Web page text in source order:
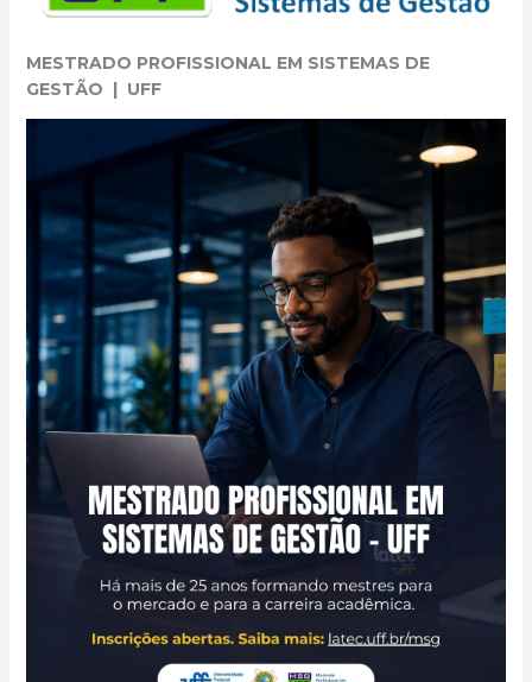
MESTRADO PROFISSIONAL EM SISTEMAS DE
GESTÃO | UFF